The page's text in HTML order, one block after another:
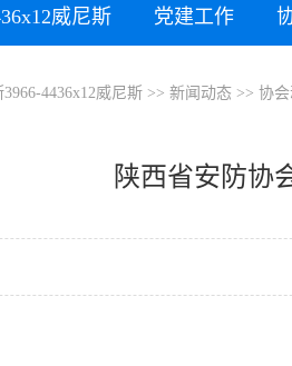
威尼斯 党建工作
4436x12威尼斯 >> 新闻动态 >> 协
陕西省安防协